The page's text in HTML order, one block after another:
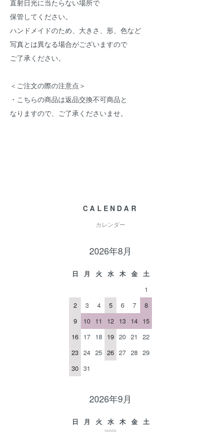
直射日光に当たらない場所で
保管してください。
ハンドメイドのため、大きさ、形、色など
写真とは異なる場合がございますので
ご了承ください。
＜ご注文の際の注意点＞
・こちらの商品は返品交換不可商品と
なりますので、ご了承くださいませ。
CALENDAR
カレンダー
2026年8月
日 月 火 水 木 金
土
1
2
3 4 5 6 7
8
9
10 11 12 13 14 15
16 17 18 19 20 21
22
23 24 25 26 27 28 29
30 31
2026年9月
日 月 火 水 木 金
土